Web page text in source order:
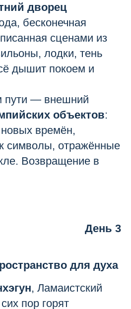
дворец
бесконечная
сценами из
лодки, тень
дышит покоем и
пути — внешний
объектов:
новых времён,
символы, отражённые
Возвращение в
День 3
для духа
, Ламаистский
пор горят